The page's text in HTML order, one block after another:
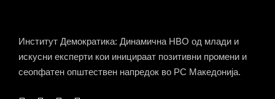
Институт Демократика: Динамична НВО од млади и
искусни експерти кои иницираат позитивни промени и
сеопфатен општествен напредок во РС Македонија.